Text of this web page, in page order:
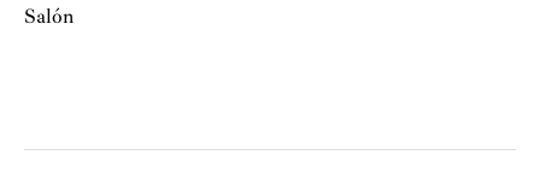
Salón
de